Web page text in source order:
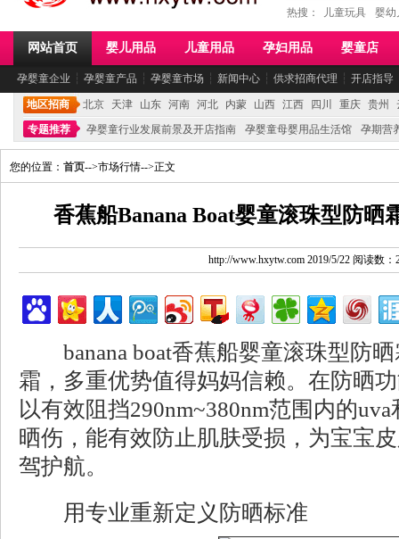
热搜： 儿童玩具 婴幼
网站首页 婴儿用品 儿童用品 孕妇用品 婴童店
孕婴童企业 ┆ 孕婴童产品 ┆ 孕婴童市场 ┆ 新闻中心 ┆ 供求招商代理 ┆ 开店指导
地区招商 北京 天津 山东 河南 河北 内蒙 山西 江西 四川 重庆 贵州
专题推荐
孕婴童行业发展前景及开店指南 孕婴童母婴用品生活馆 孕期营
您的位置： 首页-->市场行情-->正文
香蕉船Banana Boat婴童滚珠型防晒
http://www.hxytw.com 2019/5/22 阅读数：
banana boat香蕉船婴童滚珠型防晒
霜，多重优势值得妈妈信赖。在防晒
以有效阻挡290nm~380nm范围内的
晒伤，能有效防止肌肤受损，为宝宝
驾护航。
用专业重新定义防晒标准